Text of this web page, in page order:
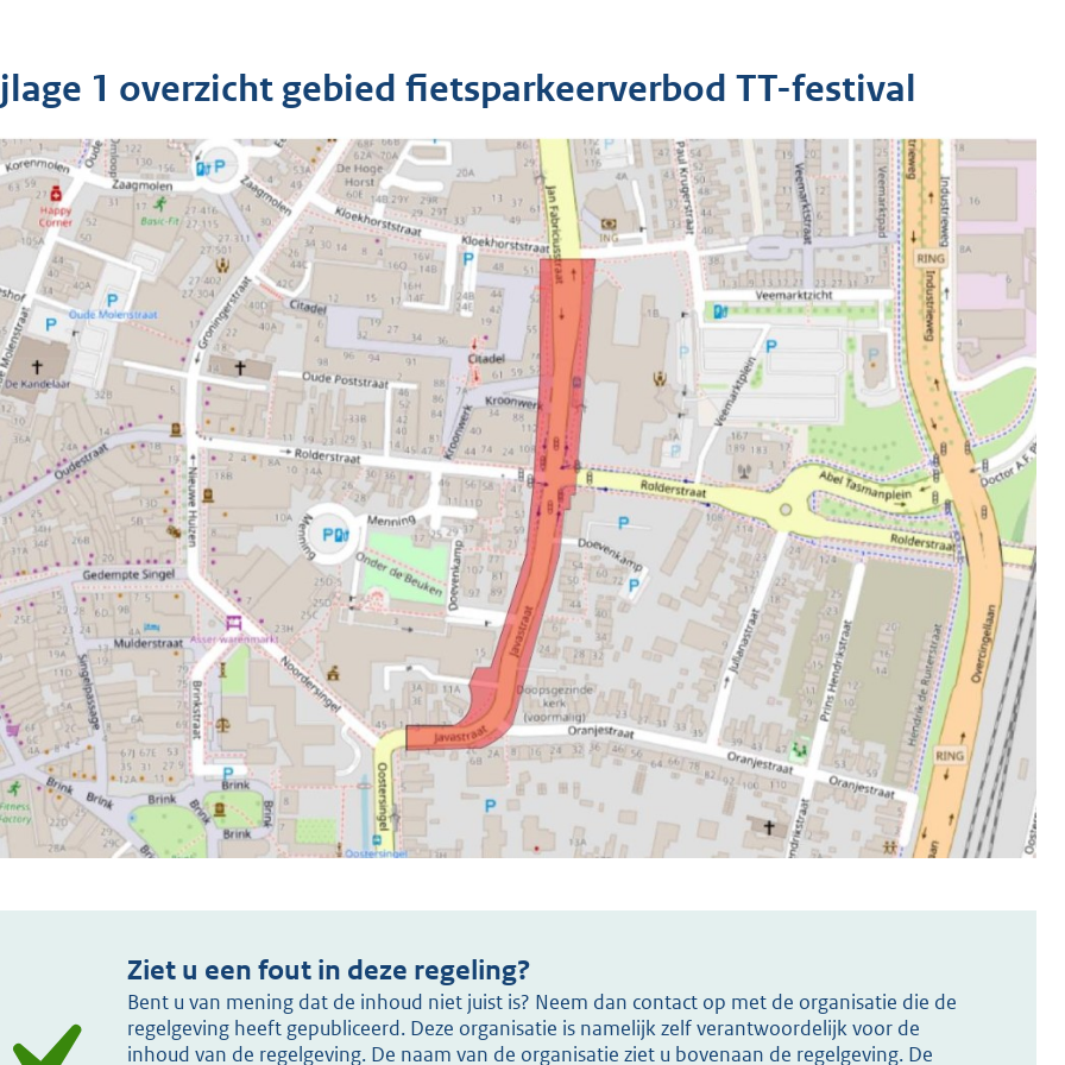
1 overzicht gebied fietsparkeerverbod TT-festival
Ziet u een fout in deze regeling?
Bent u van mening dat de inhoud niet juist is? Neem dan contact op met de organisatie die de
regelgeving heeft gepubliceerd. Deze organisatie is namelijk zelf verantwoordelijk voor de
inhoud van de regelgeving. De naam van de organisatie ziet u bovenaan de regelgeving. De